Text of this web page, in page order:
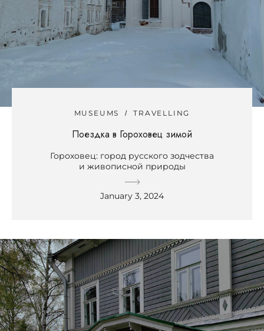
MUSEUMS TRAVELLING
Поездка в Гороховец зимой
Гороховец: город русского зодчества
и живописной природы
January 3, 2024